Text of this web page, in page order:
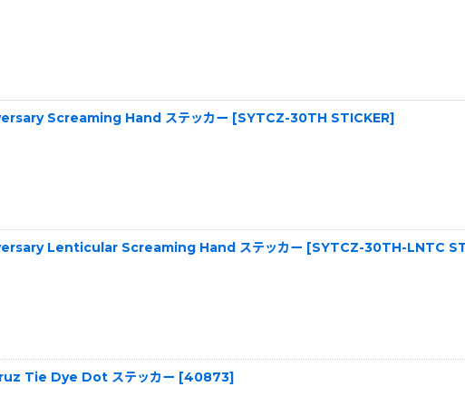
Screaming Hand ステッカー [SYTCZ-30TH STICKER]
Lenticular Screaming Hand ステッカー [SYTCZ-30TH-LNTC
Tie Dye Dot ステッカー [40873]